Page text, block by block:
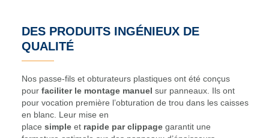
DES PRODUITS INGÉNIEUX DE
QUALITÉ
Nos passe-fils et obturateurs plastiques ont été conçus
pour faciliter le montage manuel sur panneaux. Ils ont
pour vocation première l’obturation de trou dans les caisses
en blanc. Leur mise en
place simple et rapide par clippage garantit une